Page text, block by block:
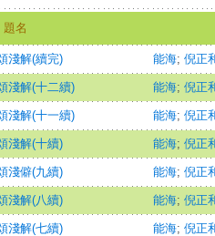
題名
淺解(續完) 能海; 倪正
淺解(十二續) 能海; 倪正
淺解(十一續) 能海; 倪正
淺解(十續) 能海; 倪正
淺僻(九續) 能海; 倪正
淺解(八續) 能海; 倪正
淺解(七續) 能海; 倪正